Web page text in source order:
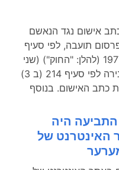
למרס 2007, הוגש כתב אישום נגד הנאשם
תועבה, לפי סעיף
214 (ב) לחוק העונשין, התשל"ז - 1977 (להלן: "החוק") (שני
אישומים), החזקת חומר תועבה, עבירה לפי סעיף 214 (ב 3)
כתב האישום. בנוסף
היה
האינטרנט של